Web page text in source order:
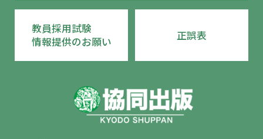
教員採用試験
情報提供のお願い
正誤表